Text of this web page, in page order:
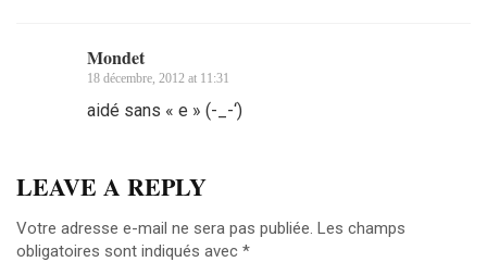
Mondet
18 décembre, 2012 at 11:31
aidé sans « e » (-_-‘)
LEAVE A REPLY
Votre adresse e-mail ne sera pas publiée. Les champs
obligatoires sont indiqués avec *